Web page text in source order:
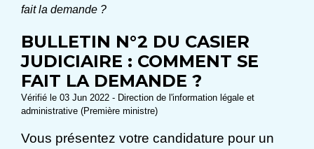
fait la demande ?
BULLETIN N°2 DU CASIER
JUDICIAIRE : COMMENT SE
FAIT LA DEMANDE ?
Vérifié le 03 Jun 2022 - Direction de l'information légale et
administrative (Première ministre)
Vous présentez votre candidature pour un